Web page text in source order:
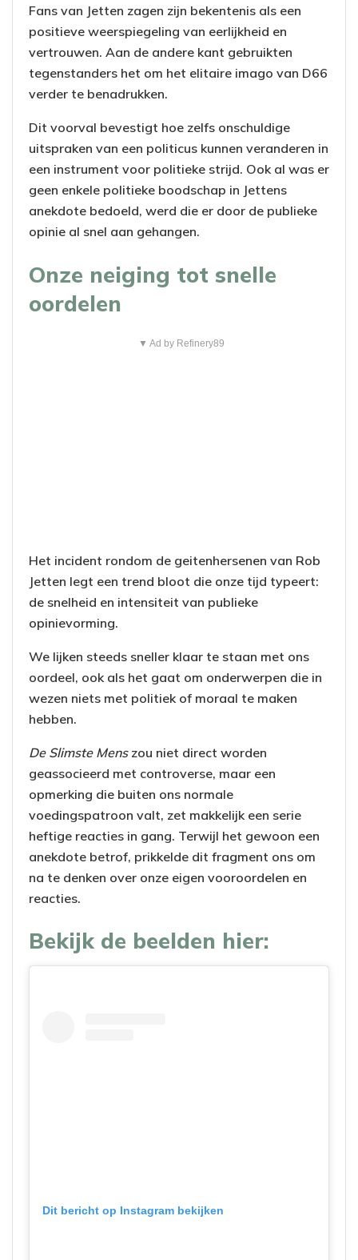
Fans van Jetten zagen zijn bekentenis als een
positieve weerspiegeling van eerlijkheid en
vertrouwen. Aan de andere kant gebruikten
tegenstanders het om het elitaire imago van D66
verder te benadrukken.
Dit voorval bevestigt hoe zelfs onschuldige
uitspraken van een politicus kunnen veranderen in
een instrument voor politieke strijd. Ook al was er
geen enkele politieke boodschap in Jettens
anekdote bedoeld, werd die er door de publieke
opinie al snel aan gehangen.
Onze neiging tot snelle
oordelen
▼ Ad by Refinery89
Het incident rondom de geitenhersenen van Rob
Jetten legt een trend bloot die onze tijd typeert:
de snelheid en intensiteit van publieke
opinievorming.
We lijken steeds sneller klaar te staan met ons
oordeel, ook als het gaat om onderwerpen die in
wezen niets met politiek of moraal te maken
hebben.
De Slimste Menszou niet direct worden
geassocieerd met controverse, maar een
opmerking die buiten ons normale
voedingspatroon valt, zet makkelijk een serie
heftige reacties in gang. Terwijl het gewoon een
anekdote betrof, prikkelde dit fragment ons om
na te denken over onze eigen vooroordelen en
reacties.
Bekijk de beelden hier:
Dit bericht op Instagram bekijken